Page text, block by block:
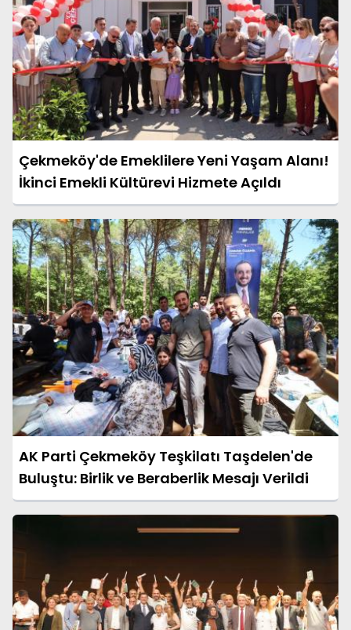
Çekmeköy'de Emeklilere Yeni Yaşam Alanı!
İkinci Emekli Kültürevi Hizmete Açıldı
AK Parti Çekmeköy Teşkilatı Taşdelen'de
Buluştu: Birlik ve Beraberlik Mesajı Verildi